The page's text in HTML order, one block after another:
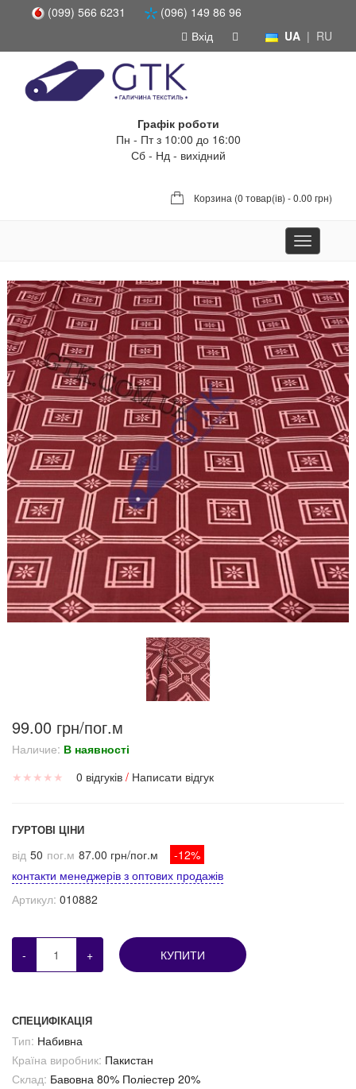
(099) 566 6231
(096) 149 86 96
UA | RU
Вхід
Графік роботи
Пн - Пт з 10:00 до 16:00
Сб - Нд - вихідний
Корзина (0 товар(ів) - 0.00 грн)
Toggle
navigation
99.00 грн/пог.м
Наличие: В наявності
★ ★ ★ ★ ★ 0 відгуків / Написати відгук
ГУРТОВІ ЦІНИ
від 50 пог.м 87.00 грн/пог.м
-12%
контакти менеджерів з оптових продажів
Артикул: 010882
- + КУПИТИ
СПЕЦИФІКАЦІЯ
Тип: Набивна
Країна виробник: Пакистан
Склад: Бавовна 80% Поліестер 20%